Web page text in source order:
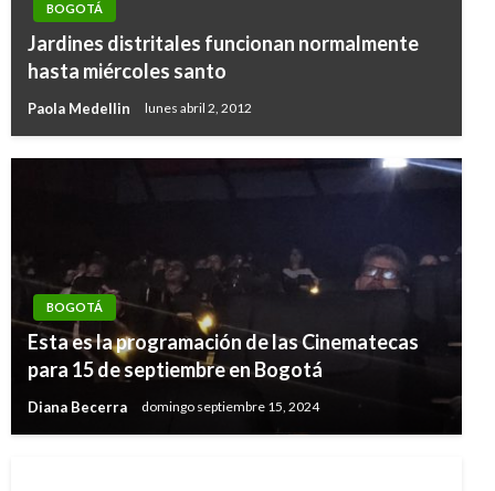
BOGOTÁ
Jardines distritales funcionan normalmente
hasta miércoles santo
Paola Medellin lunes abril 2, 2012
BOGOTÁ
Esta es la programación de las Cinematecas
para 15 de septiembre en Bogotá
Diana Becerra domingo septiembre 15, 2024